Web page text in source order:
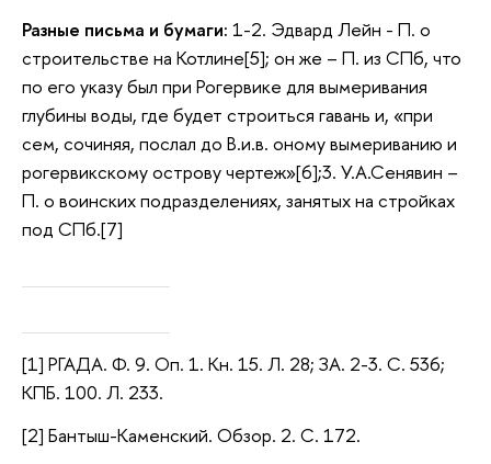
Разные письма и бумаги: 1-2. Эдвард Лейн - П. о
строительстве на Котлине[5]; он же – П. из СПб, что
по его указу был при Рогервике для вымеривания
глубины воды, где будет строиться гавань и, «при
сем, сочиняя, послал до В.и.в. оному вымериванию и
рогервикскому острову чертеж»[6];3. У.А.Сенявин –
П. о воинских подразделениях, занятых на стройках
под СПб.[7]
[1] РГАДА. Ф. 9. Оп. 1. Кн. 15. Л. 28; ЗА. 2-3. С. 536;
КПБ. 100. Л. 233.
[2] Бантыш-Каменский. Обзор. 2. С. 172.